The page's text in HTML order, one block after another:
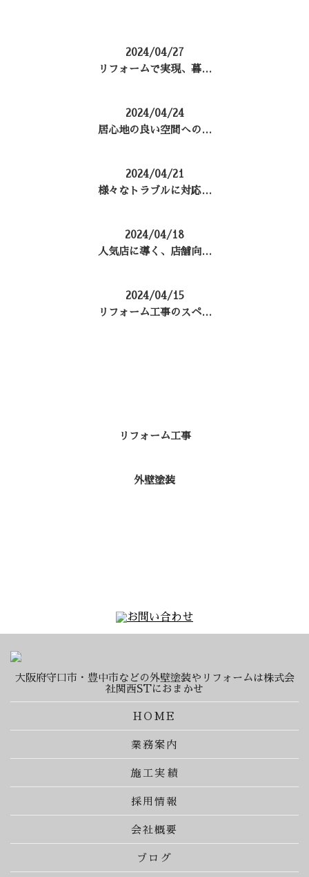
2024/04/27
リフォームで実現、暮…
2024/04/24
居心地の良い空間への…
2024/04/21
様々なトラブルに対応…
2024/04/18
人気店に導く、店舗向…
2024/04/15
リフォーム工事のスペ…
リフォーム工事
外壁塗装
大阪府守口市・豊中市などの外壁塗装やリフォームは株式会
社関西STにおまかせ
HOME
業務案内
施工実績
採用情報
会社概要
ブログ